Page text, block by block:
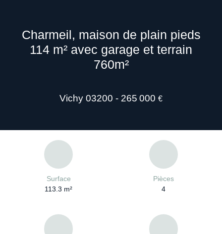
Charmeil, maison de plain pieds
114 m² avec garage et terrain
760m²
Vichy 03200 - 265 000 €
Surface
113.3 m²
Pièces
4